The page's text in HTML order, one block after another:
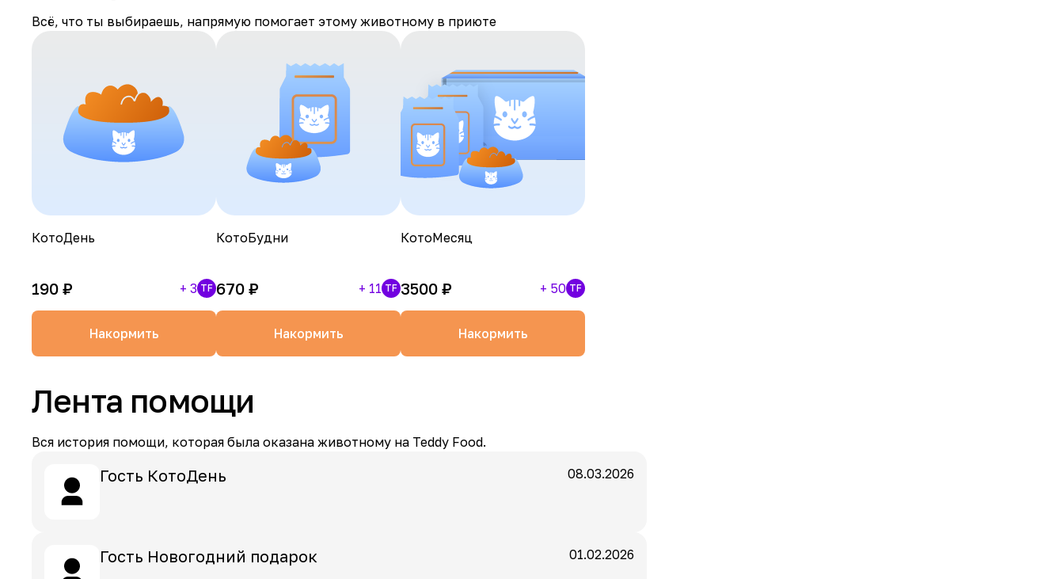
Всё, что ты выбираешь, напрямую помогает этому животному в приюте
КотоДень
190 ₽ + 3 TF
Накормить
КотоБудни
670 ₽ + 11 TF
Накормить
КотоМесяц
3500 ₽ + 50 TF
Накормить
Лента помощи
Вся история помощи, которая была оказана животному на Teddy Food.
Гость КотоДень 08.03.2026
Гость Новогодний подарок 01.02.2026